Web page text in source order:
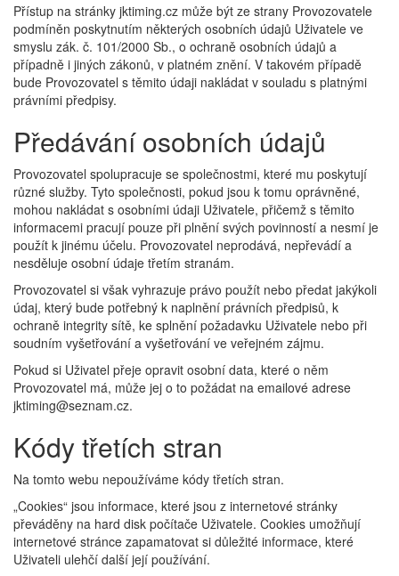
Přístup na stránky jktiming.cz může být ze strany Provozovatele
podmíněn poskytnutím některých osobních údajů Uživatele ve
smyslu zák. č. 101/2000 Sb., o ochraně osobních údajů a
případně i jiných zákonů, v platném znění. V takovém případě
bude Provozovatel s těmito údaji nakládat v souladu s platnými
právními předpisy.
Předávání osobních údajů
Provozovatel spolupracuje se společnostmi, které mu poskytují
různé služby. Tyto společnosti, pokud jsou k tomu oprávněné,
mohou nakládat s osobními údaji Uživatele, přičemž s těmito
informacemi pracují pouze při plnění svých povinností a nesmí je
použít k jinému účelu. Provozovatel neprodává, nepřevádí a
nesděluje osobní údaje třetím stranám.
Provozovatel si však vyhrazuje právo použít nebo předat jakýkoli
údaj, který bude potřebný k naplnění právních předpisů, k
ochraně integrity sítě, ke splnění požadavku Uživatele nebo při
soudním vyšetřování a vyšetřování ve veřejném zájmu.
Pokud si Uživatel přeje opravit osobní data, které o něm
Provozovatel má, může jej o to požádat na emailové adrese
jktiming@seznam.cz.
Kódy třetích stran
Na tomto webu nepoužíváme kódy třetích stran.
„Cookies“ jsou informace, které jsou z internetové stránky
převáděny na hard disk počítače Uživatele. Cookies umožňují
internetové stránce zapamatovat si důležité informace, které
Uživateli ulehčí další její používání.